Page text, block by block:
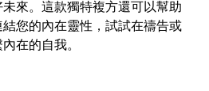
來。這款獨特複方還可以幫助
您的內在靈性，試試在禱告或
在的自我。